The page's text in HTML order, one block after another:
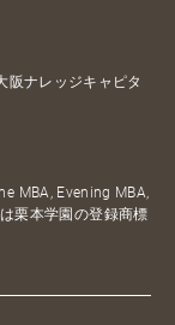
阪ナレッジキャピタ
MBA, Evening MBA,
栗本学園の登録商標